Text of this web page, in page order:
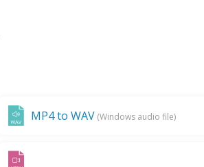
MP4 to WAV (Windows audio file)